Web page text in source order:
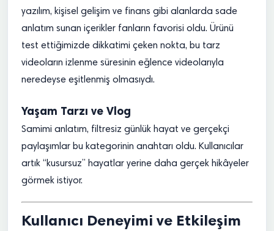
yazılım, kişisel gelişim ve finans gibi alanlarda sade
anlatım sunan içerikler fanların favorisi oldu. Ürünü
test ettiğimizde dikkatimi çeken nokta, bu tarz
videoların izlenme süresinin eğlence videolarıyla
neredeyse eşitlenmiş olmasıydı.
Yaşam Tarzı ve Vlog
Samimi anlatım, filtresiz günlük hayat ve gerçekçi
paylaşımlar bu kategorinin anahtarı oldu. Kullanıcılar
artık “kusursuz” hayatlar yerine daha gerçek hikâyeler
görmek istiyor.
Kullanıcı Deneyimi ve Etkileşim